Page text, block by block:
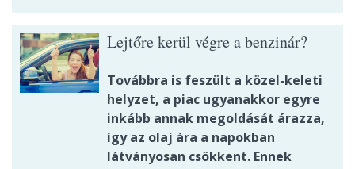
Lejtőre kerül végre a benzinár?
Továbbra is feszült a közel-keleti
helyzet, a piac ugyanakkor egyre
inkább annak megoldását árazza,
így az olaj ára a napokban
látványosan csökkent. Ennek